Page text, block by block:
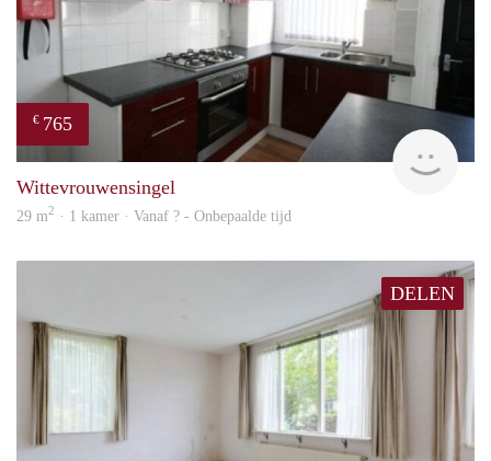
€ 765
Wittevrouwensingel
29 m2 · 1 kamer · Vanaf ? - Onbepaalde tijd
DELEN